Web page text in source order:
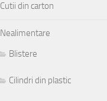
Cutii din carton
Nealimentare
Blistere
Cilindri din plastic